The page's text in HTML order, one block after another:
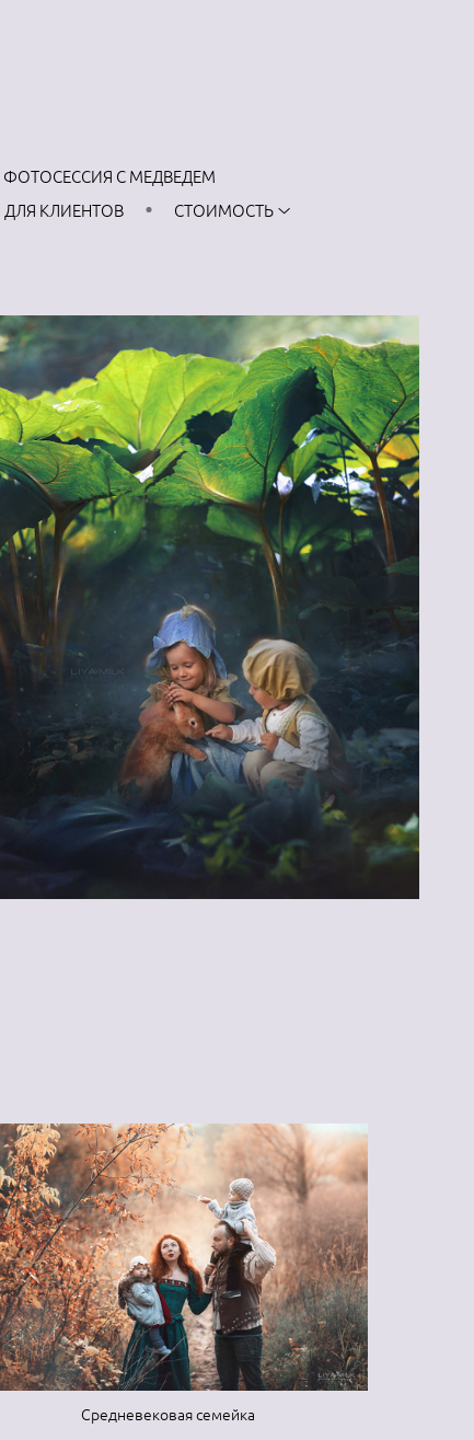
ФОТОСЕССИЯ С МЕДВЕДЕМ
ДЛЯ КЛИЕНТОВ
СТОИМОСТЬ
Средневековая семейка